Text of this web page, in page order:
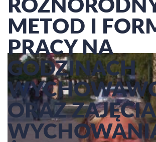
METOD I
PRACY NA
GODZINACH
ORAZ